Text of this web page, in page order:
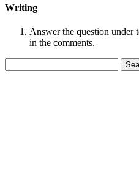
Writing
Answer the question under
in the comments.
for: